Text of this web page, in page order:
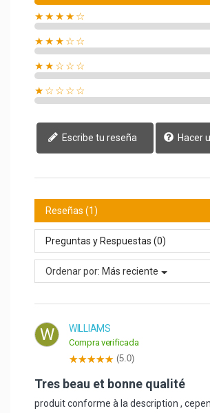
★★★★☆
★★★☆☆
★★☆☆☆
★☆☆☆☆
Escribe tu reseña Hacer
Reseñas (1)
Preguntas y Respuestas (0)
Ordenar por: Más reciente
W WILLIAMS
Compra verificada
(5.0)
Tres beau et bonne qualité
produit conforme à la description ,